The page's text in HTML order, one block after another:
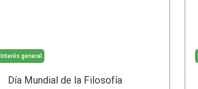
Interés general
Día Mundial de la Filosofía